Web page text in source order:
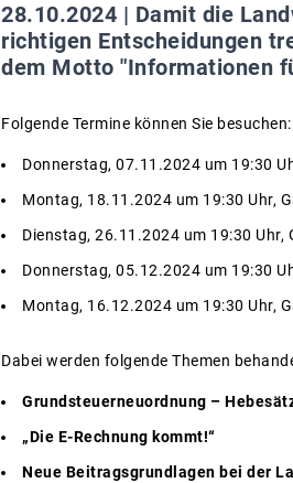
28.10.2024 | Damit die
richtigen Entscheidungen
dem Motto "Informationen
Folgende Termine können Sie besuchen:
Donnerstag, 07.11.2024 um 19:30
Montag, 18.11.2024 um 19:30 Uhr,
Dienstag, 26.11.2024 um 19:30
Donnerstag, 05.12.2024 um 19:30
Montag, 16.12.2024 um 19:30 Uhr,
Dabei werden folgende Themen
Grundsteuerneuordnung –
„Die E-Rechnung kommt!“
Neue Beitragsgrundlagen bei der